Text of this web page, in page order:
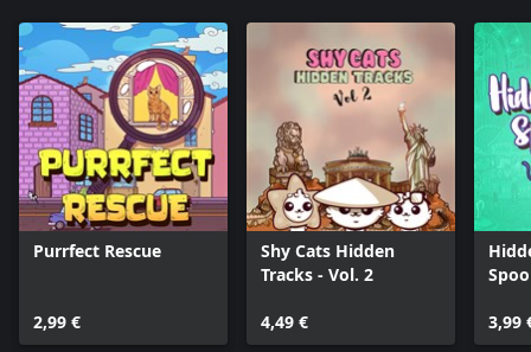
Purrfect Rescue
2,99 €
Shy Cats Hidden
Tracks - Vol. 2
4,49 € 3,99